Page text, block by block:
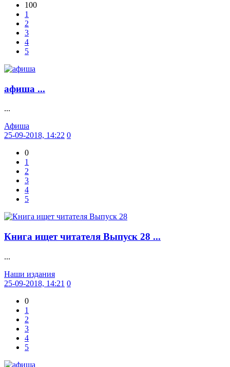
100
1
2
3
4
5
афиша ...
...
Афиша
25-09-2018, 14:22 0
0
1
2
3
4
5
Книга ищет читателя Выпуск 28 ...
...
Наши издания
25-09-2018, 14:21 0
0
1
2
3
4
5